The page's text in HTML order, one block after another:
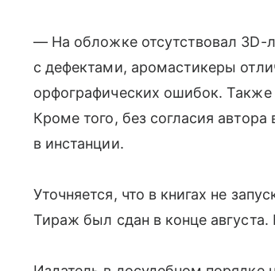
— На обложке отсутствовал 3D-
с дефектами, аромастикеры
орфографических ошибок.
Кроме того, без согласия
в инстанции.
Уточняется, что в книгах не
Тираж был сдан в конце